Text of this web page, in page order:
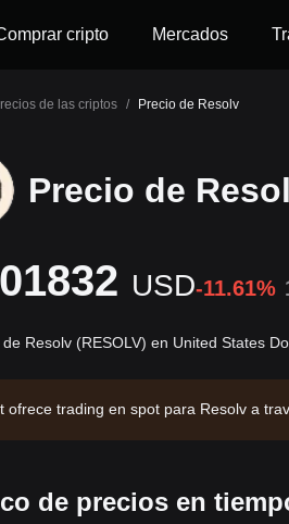
cripto Mercados
de las criptos / Precio de Resolv
Precio de
USD-11.61%
Resolv (RESOLV) en United States
ofrece trading en spot para Resolv a
de precios en